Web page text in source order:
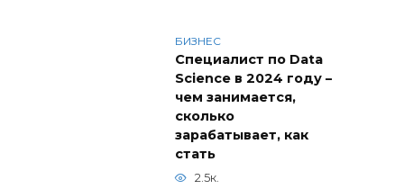
БИЗНЕС
Специалист по Data
Science в 2024 году –
чем занимается,
сколько
зарабатывает, как
стать
2.5к.